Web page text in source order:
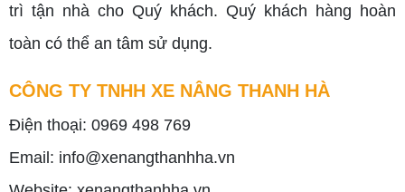
trì tận nhà cho Quý khách. Quý khách hàng hoàn
toàn có thể an tâm sử dụng.
CÔNG TY TNHH XE NÂNG THANH HÀ
Điện thoại: 0969 498 769
Email: info@xenangthanhha.vn